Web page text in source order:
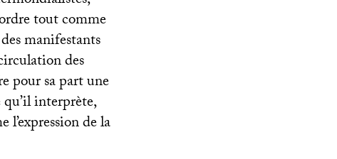
tout comme
manifestants
des
pour sa part une
interprète,
de la